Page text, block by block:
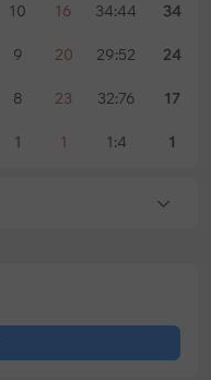
10 16 34:44 34
9 20 29:52 24
8 23 32:76 17
1 1 1:4 1